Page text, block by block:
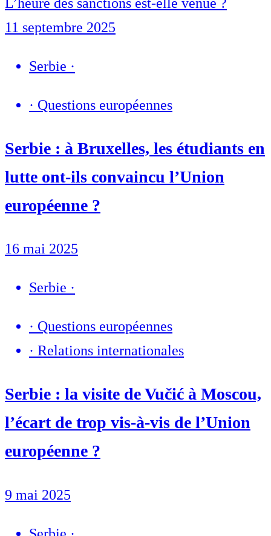
L’heure des sanctions est-elle venue ?
11 septembre 2025
Serbie ·
· Questions européennes
Serbie : à Bruxelles, les étudiants en
lutte ont-ils convaincu l’Union
européenne ?
16 mai 2025
Serbie ·
· Questions européennes
· Relations internationales
Serbie : la visite de Vučić à Moscou,
l’écart de trop vis-à-vis de l’Union
européenne ?
9 mai 2025